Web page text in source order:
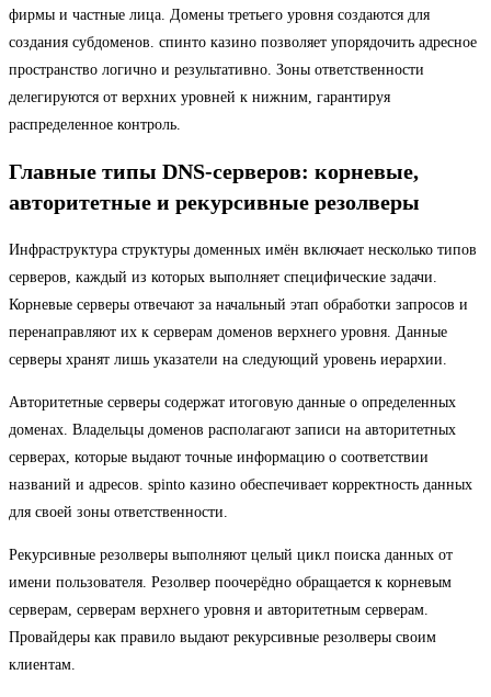
фирмы и частные лица. Домены третьего уровня создаются для
создания субдоменов. спинто казино позволяет упорядочить адресное
пространство логично и результативно. Зоны ответственности
делегируются от верхних уровней к нижним, гарантируя
распределенное контроль.
Главные типы DNS-серверов: корневые,
авторитетные и рекурсивные резолверы
Инфраструктура структуры доменных имён включает несколько типов
серверов, каждый из которых выполняет специфические задачи.
Корневые серверы отвечают за начальный этап обработки запросов и
перенаправляют их к серверам доменов верхнего уровня. Данные
серверы хранят лишь указатели на следующий уровень иерархии.
Авторитетные серверы содержат итоговую данные о определенных
доменах. Владельцы доменов располагают записи на авторитетных
серверах, которые выдают точные информацию о соответствии
названий и адресов. spinto казино обеспечивает корректность данных
для своей зоны ответственности.
Рекурсивные резолверы выполняют целый цикл поиска данных от
имени пользователя. Резолвер поочерёдно обращается к корневым
серверам, серверам верхнего уровня и авторитетным серверам.
Провайдеры как правило выдают рекурсивные резолверы своим
клиентам.